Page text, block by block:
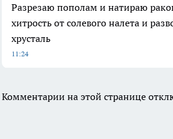
Разрезаю пополам и натираю
хитрость от солевого налета и
хрусталь
11:24
Комментарии на этой странице